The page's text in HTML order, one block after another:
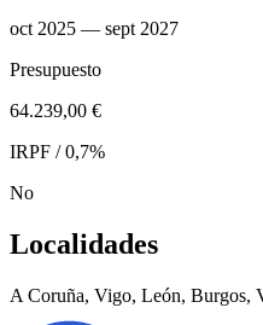
oct 2025 — sept 2027
Presupuesto
64.239,00 €
IRPF / 0,7%
No
Localidades
A Coruña, Vigo, León, Burgos,